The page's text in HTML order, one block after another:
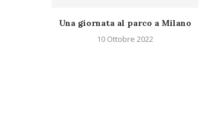
Una giornata al parco a Milano
10 Ottobre 2022